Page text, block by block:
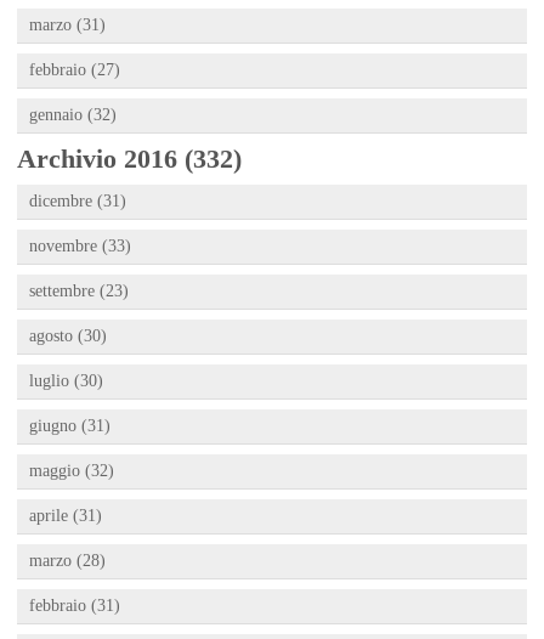
marzo (31)
febbraio (27)
gennaio (32)
Archivio 2016 (332)
dicembre (31)
novembre (33)
settembre (23)
agosto (30)
luglio (30)
giugno (31)
maggio (32)
aprile (31)
marzo (28)
febbraio (31)